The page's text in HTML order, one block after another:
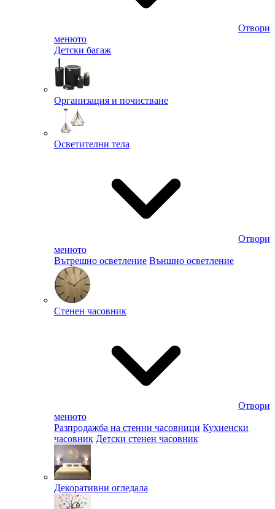
Отвори
менюто
Детски багаж
Организация и почистване
Осветителни тела
Отвори
менюто
Вътрешно осветление Външно осветление
Стенен часовник
Отвори
менюто
Разпродажба на стенни часовници Кухненски
часовник Детски стенен часовник
Декоративни огледала